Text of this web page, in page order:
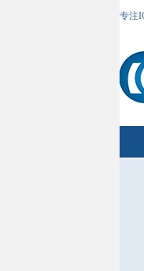
专注